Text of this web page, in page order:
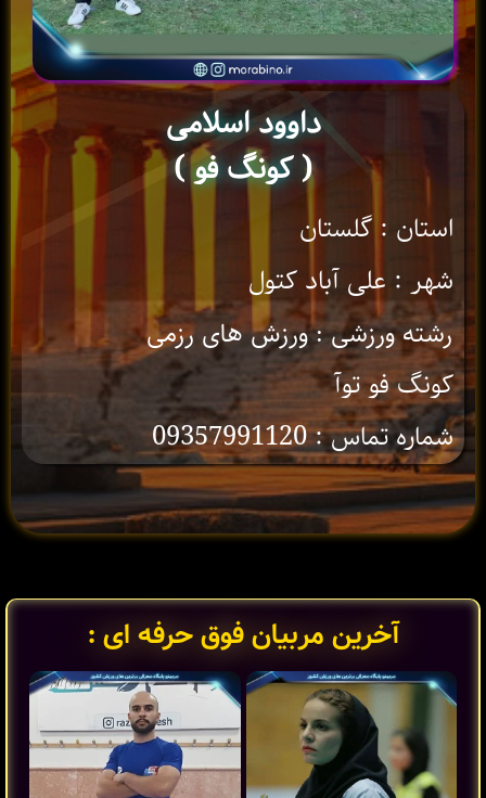
داوود اسلامی
( کونگ فو )
استان : گلستان
شهر : علی آباد کتول
رشته ورزشی : ورزش های رزمی
کونگ فو توآ
شماره تماس : 09357991120
آخرین مربیان فوق حرفه ای :